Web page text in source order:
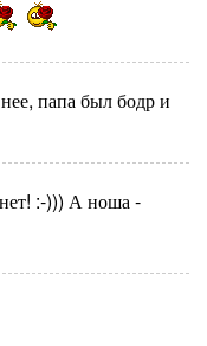
папа был бодр и
:-))) А ноша -